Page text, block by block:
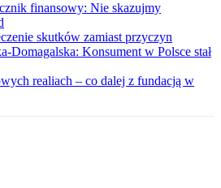
finansowy: Nie skazujmy
skutków zamiast przyczyn
Domagalska: Konsument w Polsce stał
realiach – co dalej z fundacją w